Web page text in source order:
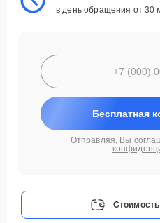
в день обращения от 30
Бесплатная
Отправляя, Вы